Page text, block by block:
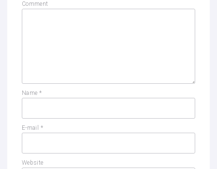
Comment
Name *
E-mail *
Website